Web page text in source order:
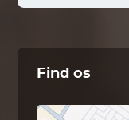
Find os